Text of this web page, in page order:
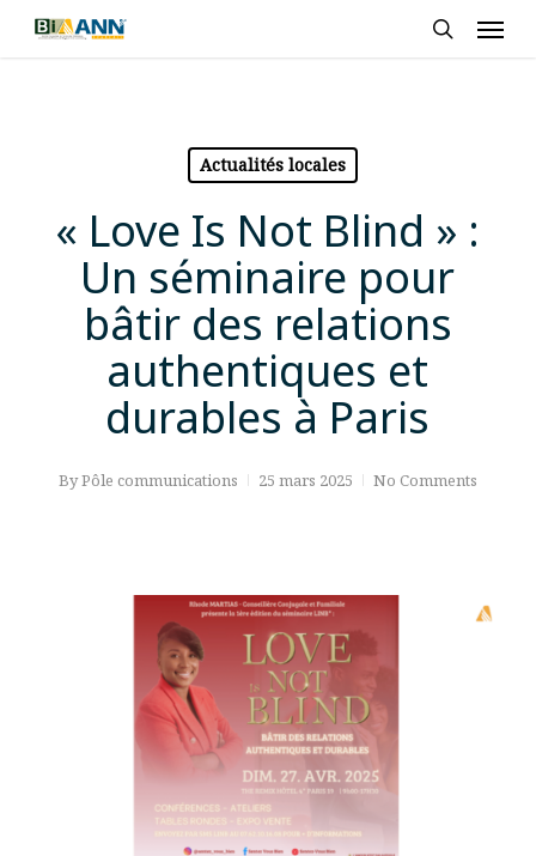
Skip
Actualités locales
« Love Is Not Blind » :
Un séminaire pour
bâtir des relations
authentiques et
durables à Paris
ByPôle communications 25 mars 2025 No Comments